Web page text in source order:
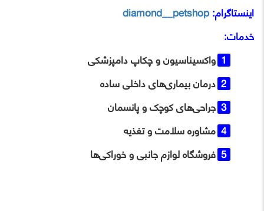
اینستاگرام:diamond__petshop
خدمات:
واکسیناسیون و چکاپ دامپزشکی
درمان بیماری‌های داخلی ساده
جراحی‌های کوچک و پانسمان
مشاوره سلامت و تغذیه
فروشگاه لوازم جانبی و خوراکی‌ها